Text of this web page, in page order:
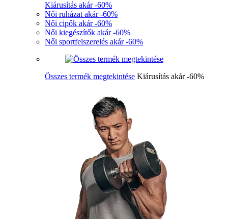
Kiárusítás akár -60%
Női ruházat akár -60%
Női cipők akár -60%
Női kiegészítők akár -60%
Női sportfelszerelés akár -60%
Összes termék megtekintése Kiárusítás akár -60%